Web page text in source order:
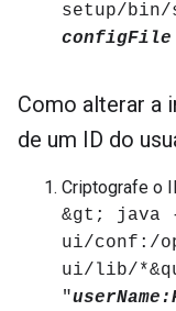
setup/
configFile
Como alterar a
de um ID do
Criptografe o
&gt; java
ui/conf:/
ui/lib/
"